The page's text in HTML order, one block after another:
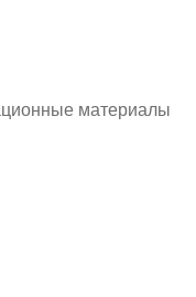
материалы